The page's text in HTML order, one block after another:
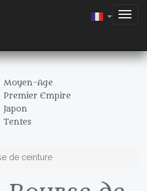
Moyen-Age
Premier Empire
Japon
Tentes
de ceinture